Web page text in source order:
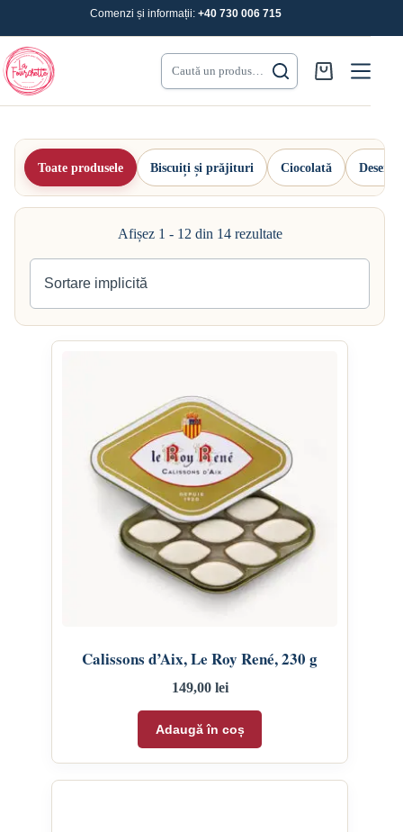
conținut
Comenzi și informații: +40 730 006 715
Caută un produs…
Coș
cumpărături
Toate produsele Biscuiți și prăjituri Ciocolată
Afișez 1 - 12 din 14 rezultate
Calissons d’Aix, Le Roy René, 230 g
149,00 lei
Adaugă în coș